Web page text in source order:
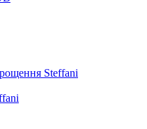
Steffani